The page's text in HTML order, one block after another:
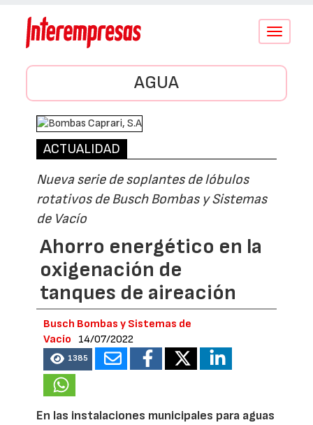
Conmutar
AGUA
ACTUALIDAD
Nueva serie de soplantes de lóbulos
rotativos de Busch Bombas y Sistemas
de Vacío
Ahorro energético en la
oxigenación de
tanques de aireación
Busch Bombas y Sistemas de
Vacío
14/07/2022
1385
En las instalaciones municipales para aguas